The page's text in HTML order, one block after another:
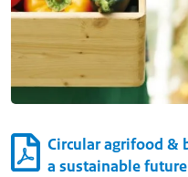
Circular agrifood &
a sustainable future